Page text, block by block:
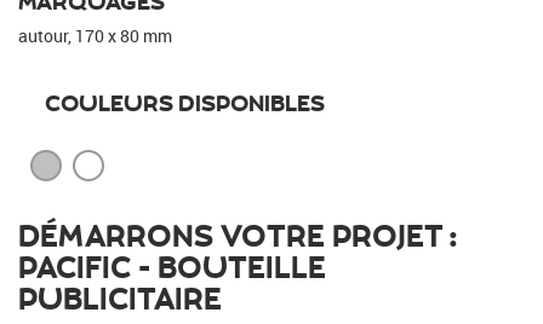
autour, 170 x 80 mm
COULEURS DISPONIBLES
DÉMARRONS VOTRE PROJET :
PACIFIC - BOUTEILLE
PUBLICITAIRE